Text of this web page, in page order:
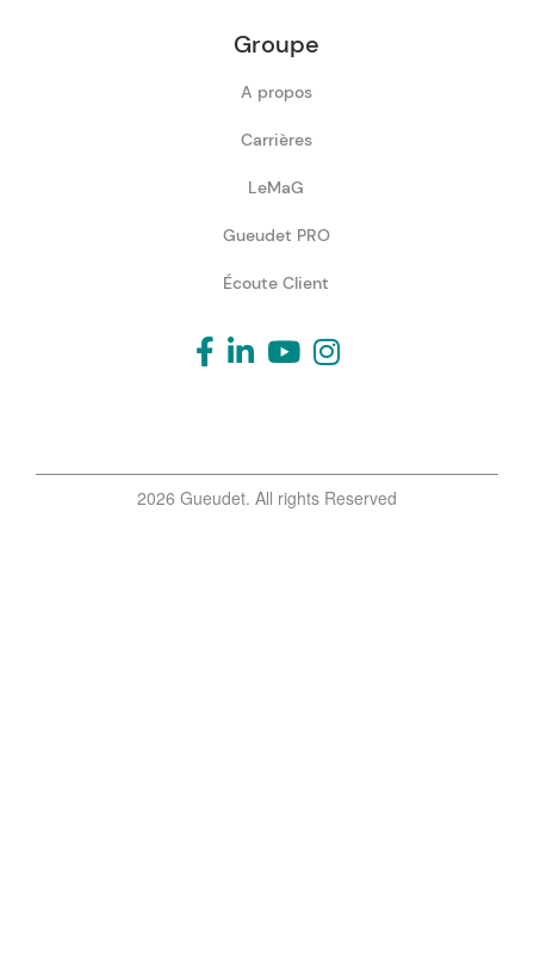
Groupe
A propos
Carrières
LeMaG
Gueudet PRO
Écoute Client
2026 Gueudet. All rights Reserved